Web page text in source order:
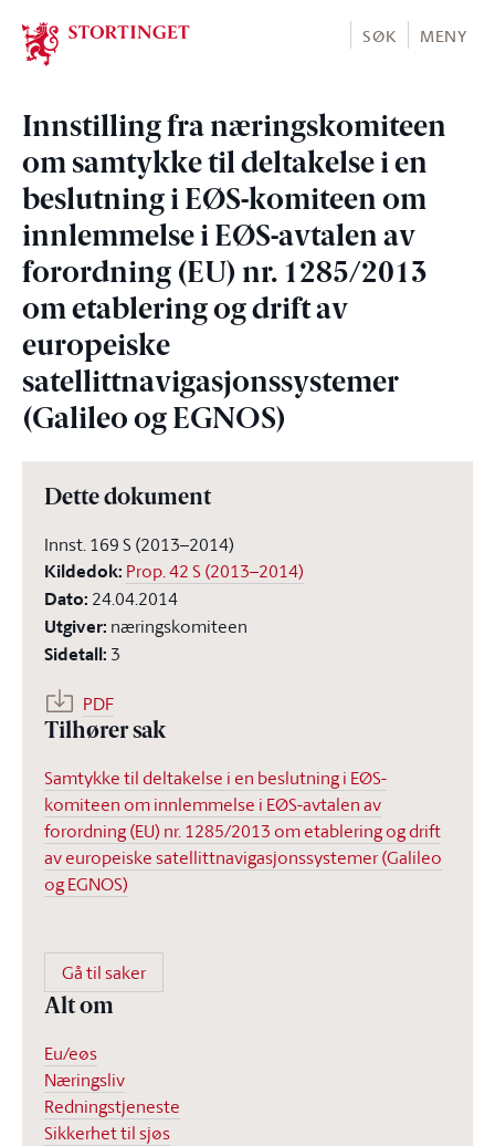
Stortinget.no
SØK MENY
Innstilling fra næringskomiteen
om samtykke til deltakelse i en
beslutning i EØS-komiteen om
innlemmelse i EØS-avtalen av
forordning (EU) nr. 1285/2013
om etablering og drift av
europeiske
satellittnavigasjonssystemer
(Galileo og EGNOS)
Dette dokument
Innst. 169 S (2013–2014)
Kildedok: Prop. 42 S (2013–2014)
Dato: 24.04.2014
Utgiver: næringskomiteen
Sidetall: 3
PDF
Tilhører sak
Samtykke til deltakelse i en beslutning i EØS-
komiteen om innlemmelse i EØS-avtalen av
forordning (EU) nr. 1285/2013 om etablering og drift
av europeiske satellittnavigasjonssystemer (Galileo
og EGNOS)
Gå til saker
Alt om
Eu/eøs
Næringsliv
Redningstjeneste
Sikkerhet til sjøs